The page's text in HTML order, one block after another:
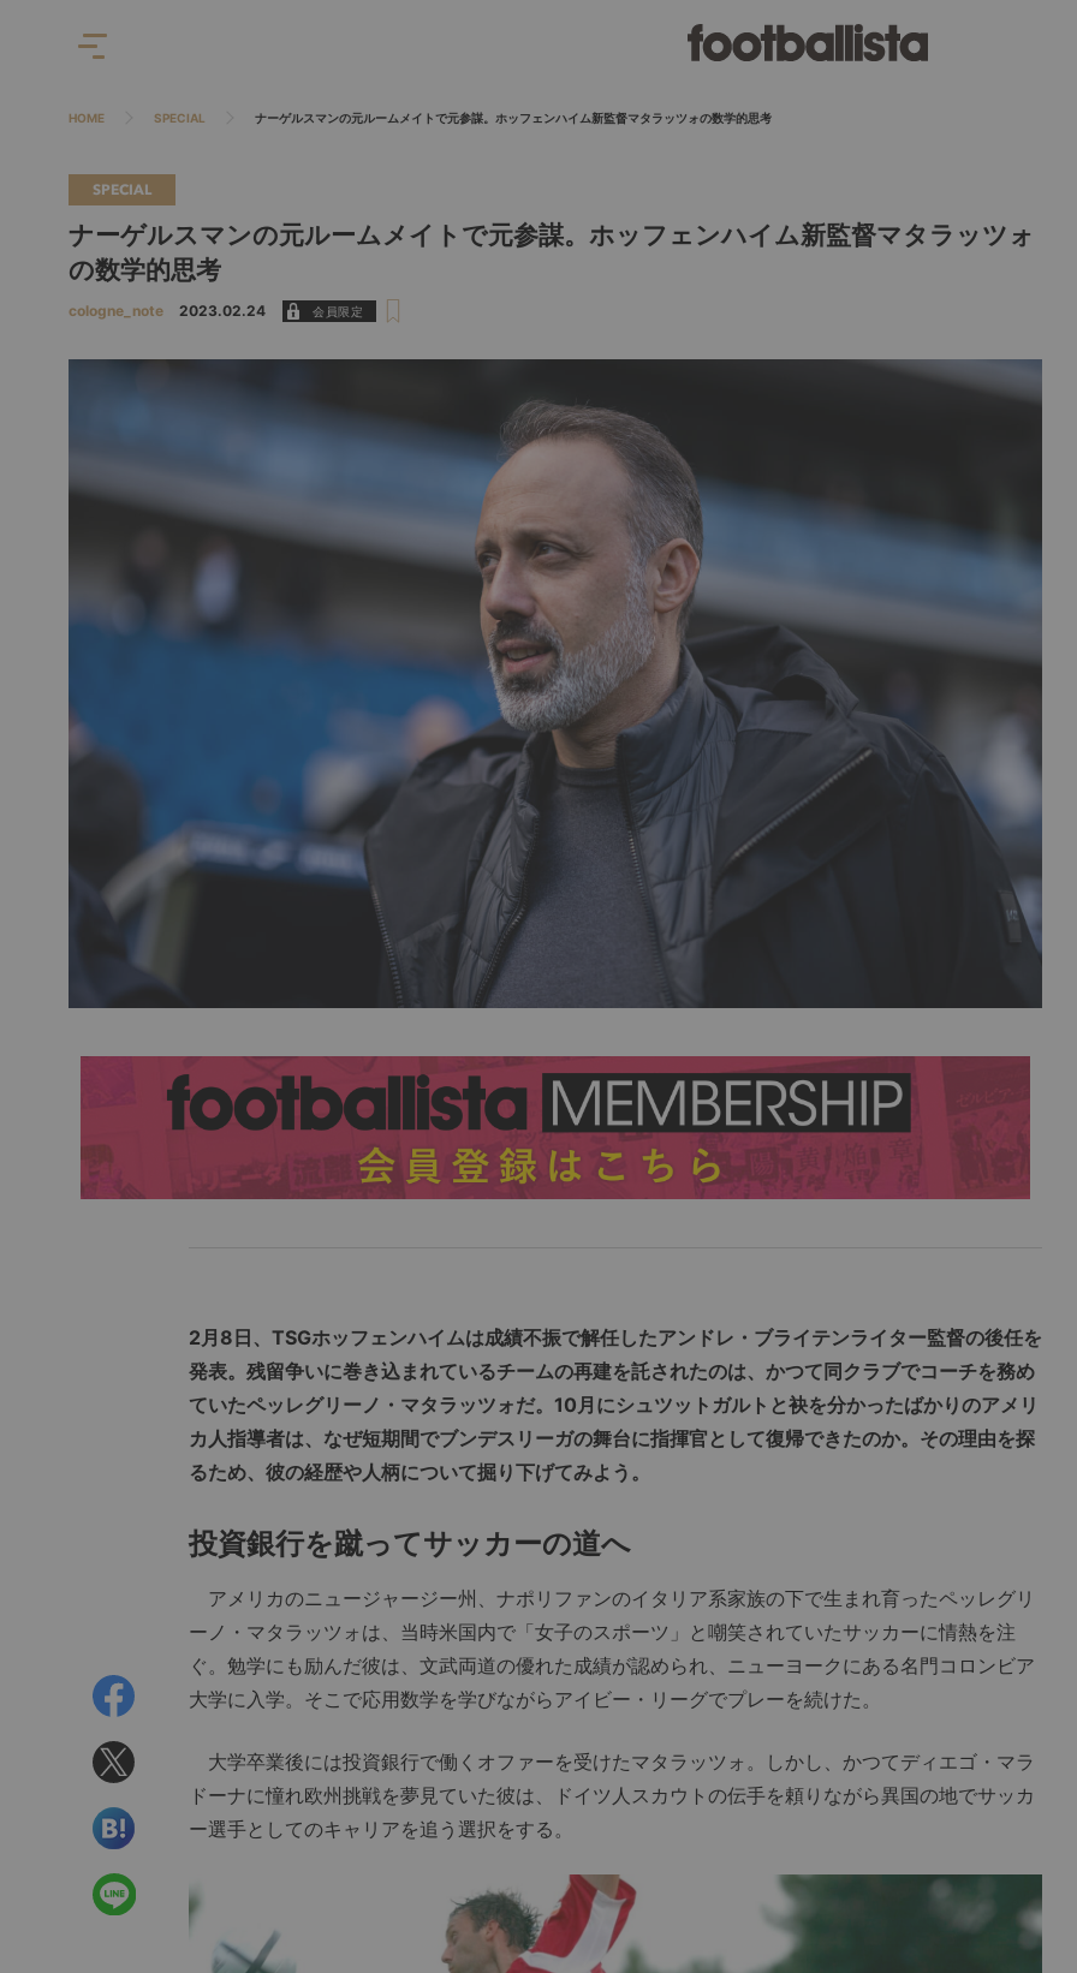
HOME SPECIAL ナーゲルスマンの元ルームメイトで元参謀。ホッフェンハイム新監督マタラッツォの数学的思考
SPECIAL
ナーゲルスマンの元ルームメイトで元参謀。ホッフェンハイム新監督マタラッツォ
の数学的思考
cologne_note 2023.02.24
2月8日、TSGホッフェンハイムは成績不振で解任したアンドレ・ブライテンライター監督の後任を
発表。残留争いに巻き込まれているチームの再建を託されたのは、かつて同クラブでコーチを務め
ていたペッレグリーノ・マタラッツォだ。10月にシュツットガルトと袂を分かったばかりのアメリ
カ人指導者は、なぜ短期間でブンデスリーガの舞台に指揮官として復帰できたのか。その理由を探
るため、彼の経歴や人柄について掘り下げてみよう。
投資銀行を蹴ってサッカーの道へ
アメリカのニュージャージー州、ナポリファンのイタリア系家族の下で生まれ育ったペッレグリ
ーノ・マタラッツォは、当時米国内で「女子のスポーツ」と嘲笑されていたサッカーに情熱を注
ぐ。勉学にも励んだ彼は、文武両道の優れた成績が認められ、ニューヨークにある名門コロンビア
大学に入学。そこで応用数学を学びながらアイビー・リーグでプレーを続けた。
大学卒業後には投資銀行で働くオファーを受けたマタラッツォ。しかし、かつてディエゴ・マラ
ドーナに憧れ欧州挑戦を夢見ていた彼は、ドイツ人スカウトの伝手を頼りながら異国の地でサッカ
ー選手としてのキャリアを追う選択をする。